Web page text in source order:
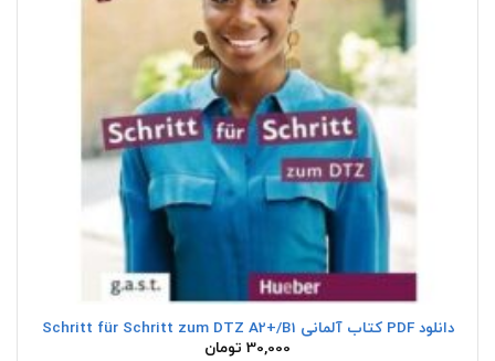
دانلود PDF کتاب آلمانی Schritt für Schritt zum DTZ A2+/B1
30,000 تومان